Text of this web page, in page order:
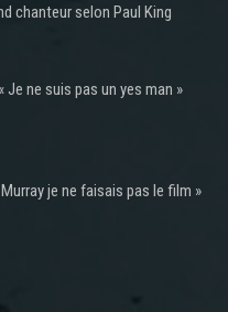
chanteur selon Paul King
Je ne suis pas un yes man »
je ne faisais pas le film »